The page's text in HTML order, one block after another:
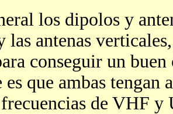
los dipolos y
las antenas
conseguir un buen
es que ambas
de VHF y